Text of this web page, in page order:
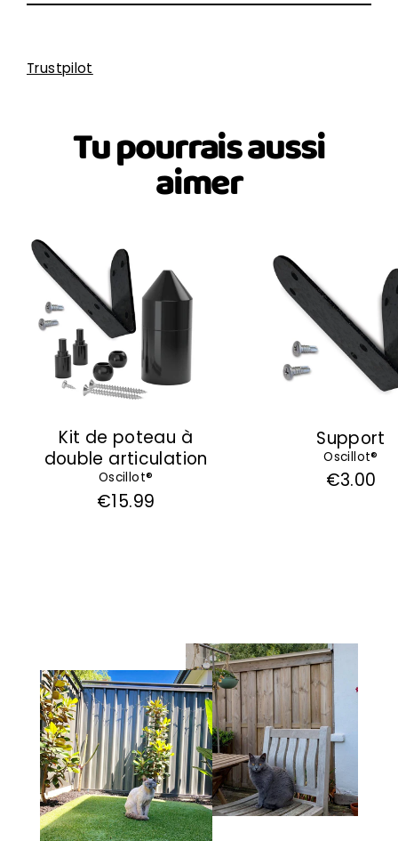
Trustpilot
Tu pourrais aussi
aimer
Kit de poteau à
double articulation
Oscillot®
€15.99
Support
Oscillot®
€3.00